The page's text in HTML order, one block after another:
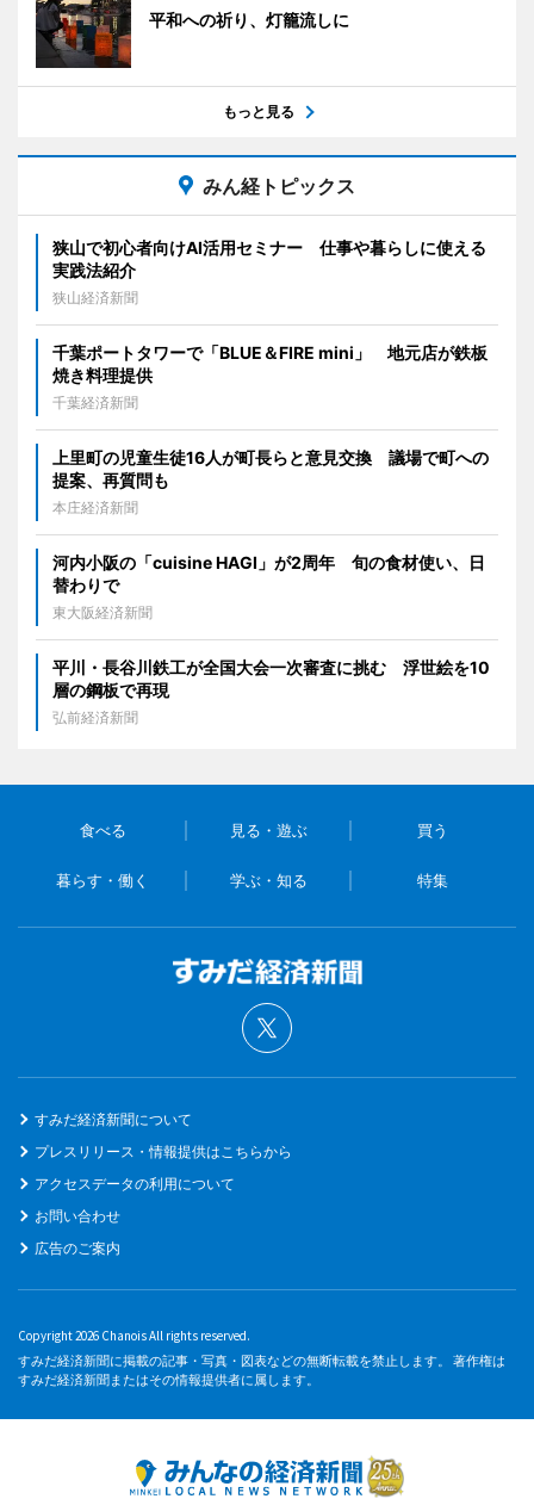
平和への祈り、灯籠流しに
もっと見る
みん経トピックス
狭山で初心者向けAI活用セミナー 仕事や暮らしに使える
実践法紹介
狭山経済新聞
千葉ポートタワーで「BLUE＆FIRE mini」 地元店が鉄板
焼き料理提供
千葉経済新聞
上里町の児童生徒16人が町長らと意見交換 議場で町への
提案、再質問も
本庄経済新聞
河内小阪の「cuisine HAGI」が2周年 旬の食材使い、日
替わりで
東大阪経済新聞
平川・長谷川鉄工が全国大会一次審査に挑む 浮世絵を10
層の鋼板で再現
弘前経済新聞
食べる 見る・遊ぶ 買う
暮らす・働く 学ぶ・知る 特集
すみだ経済新聞について
プレスリリース・情報提供はこちらから
アクセスデータの利用について
お問い合わせ
広告のご案内
Copyright 2026 Chanois All rights reserved.
すみだ経済新聞に掲載の記事・写真・図表などの無断転載を禁止します。 著作権は
すみだ経済新聞またはその情報提供者に属します。